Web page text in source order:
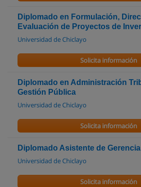
Diplomado en Formulación,
Evaluación de Proyectos de
Universidad de Chiclayo
Solicita información
Diplomado en Administración
Gestión Pública
Universidad de Chiclayo
Solicita información
Diplomado Asistente de Gerencia
Universidad de Chiclayo
Solicita información